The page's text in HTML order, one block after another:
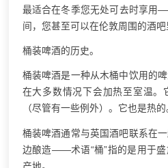
最适合在冬季您无处可去时享用
间，您甚至可以在伦敦周围的酒吧
桶装啤酒的历史。
桶装啤酒是一种从木桶中饮用的
在大多数情况下会加热至室温。
（尽管有一些例外）。它也是热的
桶装啤酒通常与英国酒吧联系在
边酿造——术语“桶”指的是用于
产地。